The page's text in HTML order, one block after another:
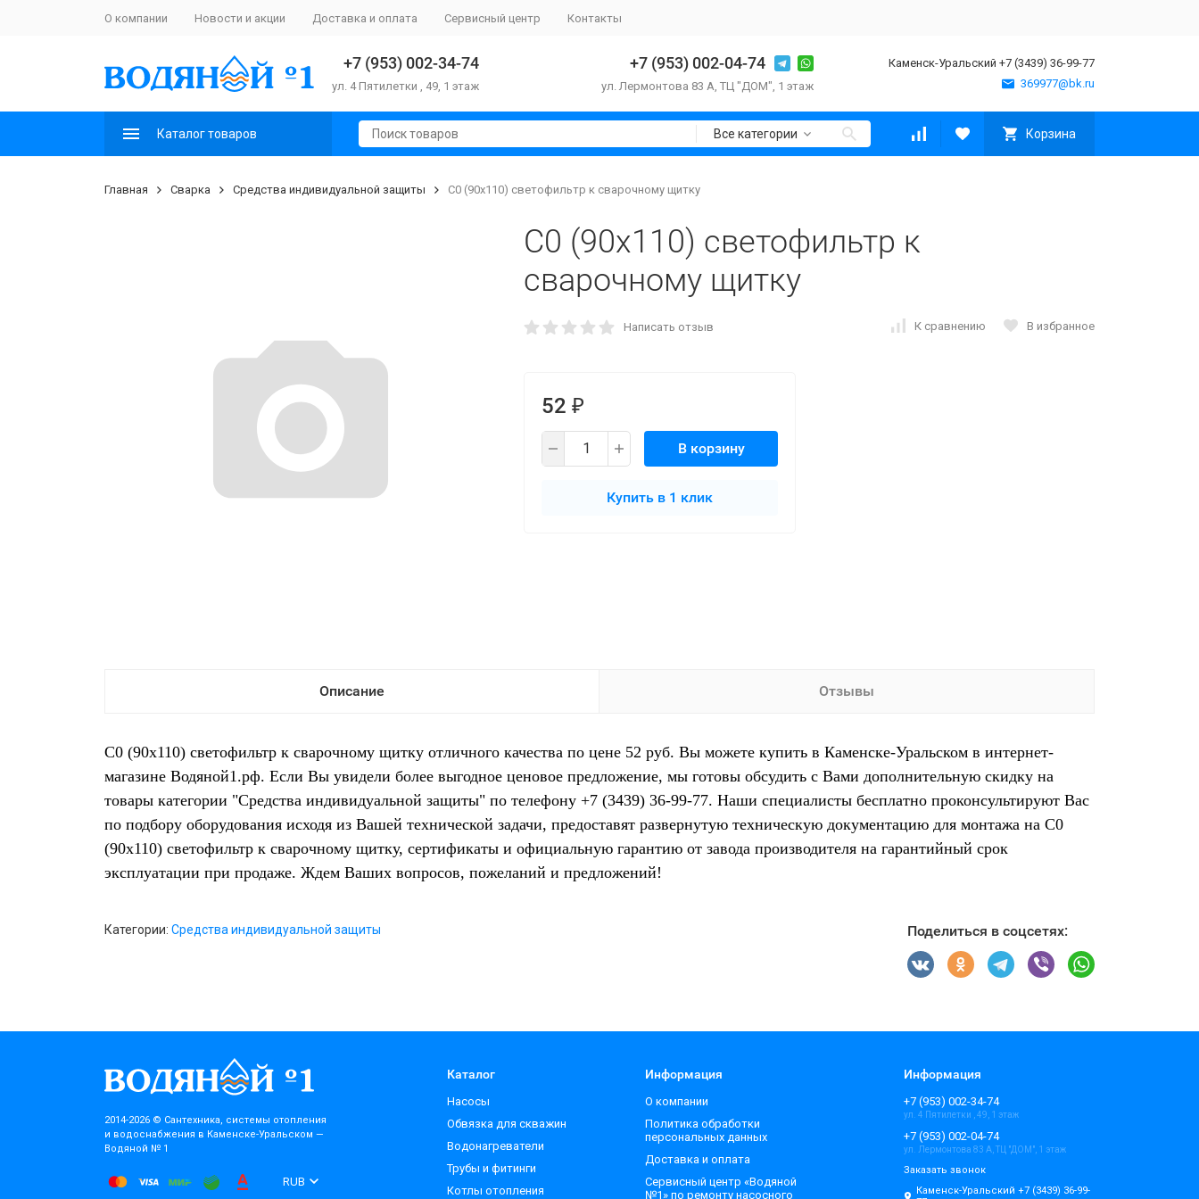
О компании Новости и акции Доставка и оплата Сервисный центр Контакты
+7 (953) 002-34-74
ул. 4 Пятилетки , 49, 1 этаж
+7 (953) 002-04-74
ул. Лермонтова 83 А, ТЦ "ДОМ", 1 этаж
Каменск-Уральский +7 (3439) 36-99-77
369977@bk.ru
Каталог товаров Все категории Корзина
Главная Сварка Средства индивидуальной защиты С0 (90х110) светофильтр к сварочному щитку
С0 (90х110) светофильтр к
сварочному щитку
Написать отзыв К сравнению В избранное
52 ₽
В корзину
Купить в 1 клик
Описание Отзывы
С0 (90х110) светофильтр к сварочному щитку отличного качества по цене 52 руб. Вы можете купить в Каменске-Уральском в интернет-
магазине Водяной1.рф. Если Вы увидели более выгодное ценовое предложение, мы готовы обсудить с Вами дополнительную скидку на
товары категории "Средства индивидуальной защиты" по телефону +7 (3439) 36-99-77. Наши специалисты бесплатно проконсультируют Вас
по подбору оборудования исходя из Вашей технической задачи, предоставят развернутую техническую документацию для монтажа на С0
(90х110) светофильтр к сварочному щитку, сертификаты и официальную гарантию от завода производителя на гарантийный срок
эксплуатации при продаже. Ждем Ваших вопросов, пожеланий и предложений!
Категории: Средства индивидуальной защиты Поделиться в соцсетях:
2014-2026 © Cантехника, системы отопления
и водоснабжения в Каменске-Уральском —
Водяной № 1
RUB
Каталог
Насосы
Обвязка для скважин
Водонагреватели
Трубы и фитинги
Котлы отопления
Информация
О компании
Политика обработки
персональных данных
Доставка и оплата
Сервисный центр «Водяной
№1» по ремонту насосного
Информация
+7 (953) 002-34-74
ул. 4 Пятилетки , 49, 1 этаж
+7 (953) 002-04-74
ул. Лермонтова 83 А, ТЦ "ДОМ", 1 этаж
Заказать звонок
Каменск-Уральский +7 (3439) 36-99-